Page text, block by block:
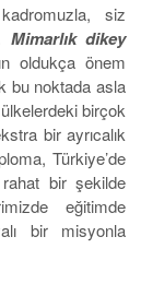
siz
Mimarlık dikey
oldukça önem
bu noktada asla
birçok
bir ayrıcalık
Türkiye’de
bir şekilde
eğitimde
bir misyonla